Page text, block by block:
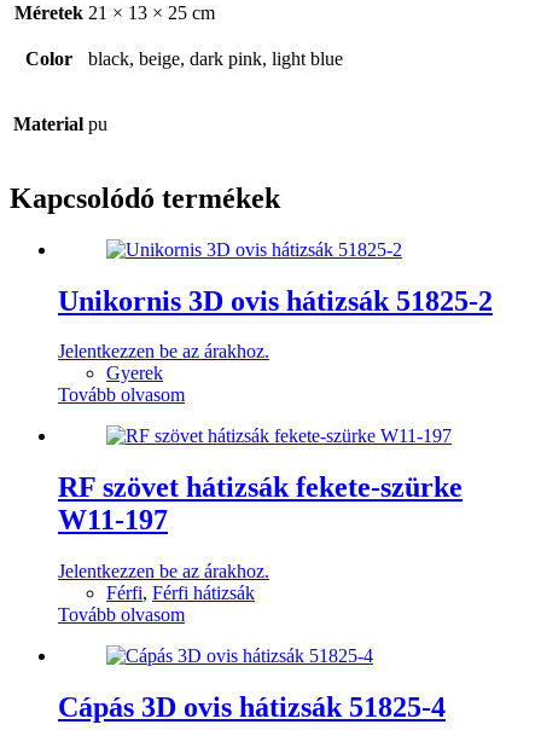
Méretek 21 × 13 × 25 cm
Color black, beige, dark pink, light blue
Material pu
Kapcsolódó termékek
Unikornis 3D ovis hátizsák 51825-2
Jelentkezzen be az árakhoz.
Gyerek
Tovább olvasom
RF szövet hátizsák fekete-szürke
W11-197
Jelentkezzen be az árakhoz.
Férfi, Férfi hátizsák
Tovább olvasom
Cápás 3D ovis hátizsák 51825-4